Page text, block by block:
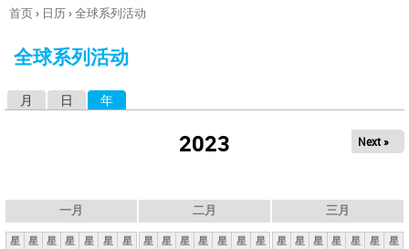
你
这
首页› 日历›全球系列活动
全球系列活动
月 日 年
2023 Next »
一月
星 星 星 星 星 星
星
二月
星 星 星 星 星 星 星
三月
星 星 星 星 星 星 星